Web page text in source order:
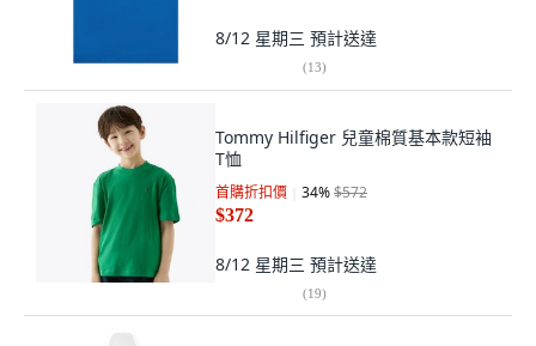
8/12 星期三 預計送達
(13)
Tommy Hilfiger 兒童棉質基本款短袖
T恤
首購折扣價 34%$572
$372
8/12 星期三 預計送達
(19)